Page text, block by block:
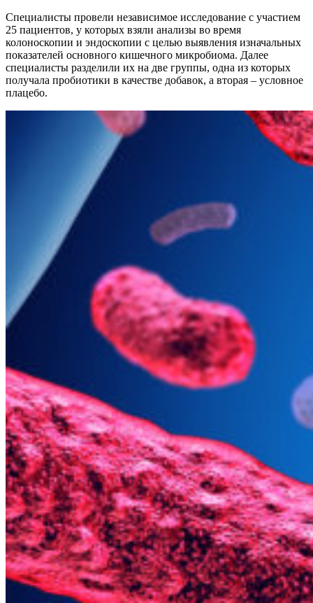
Специалисты провели независимое исследование с участием
25 пациентов, у которых взяли анализы во время
колоноскопии и эндоскопии с целью выявления изначальных
показателей основного кишечного микробиома. Далее
специалисты разделили их на две группы, одна из которых
получала пробиотики в качестве добавок, а вторая – условное
плацебо.